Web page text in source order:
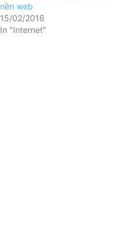
nền web
15/02/2016
In "Internet"